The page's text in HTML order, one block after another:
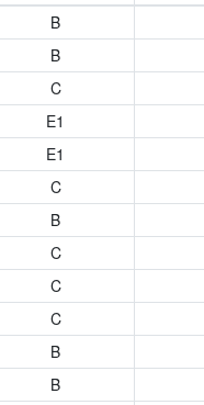
B
B
C
E1
E1
C
B
C
C
C
B
B